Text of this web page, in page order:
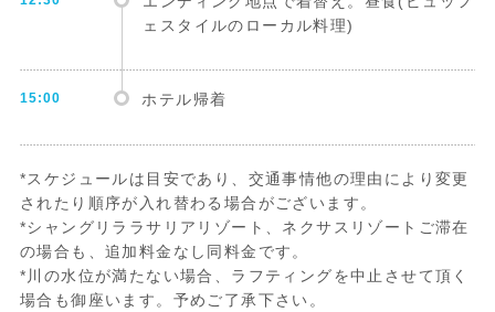
ェスタイルのローカル料理)
15:00 ホテル帰着
*スケジュールは目安であり、交通事情他の理由により変更
されたり順序が入れ替わる場合がございます。
*シャングリララサリアリゾート、ネクサスリゾートご滞在
の場合も、追加料金なし同料金です。
*川の水位が満たない場合、ラフティングを中止させて頂く
場合も御座います。予めご了承下さい。